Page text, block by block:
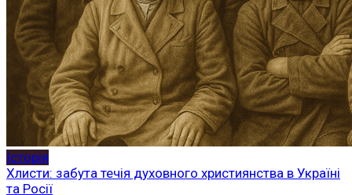
Історія
Хлисти: забута течія духовного християнства в Україні
та Росії